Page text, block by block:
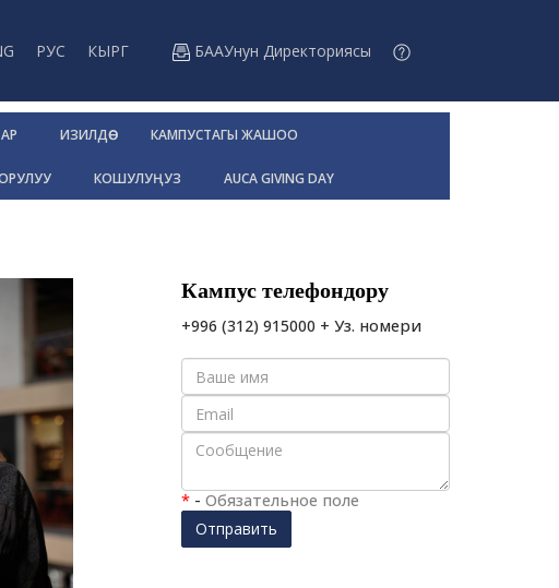
РУС КЫРГ БААУнун Директориясы
ИЗИЛДӨӨ КАМПУСТАГЫ ЖАШОО
КОШУЛУҢУЗ AUCA GIVING DAY
Кампус телефондору
+996 (312) 915000 + Уз. номери
* - Обязательное поле
Отправить